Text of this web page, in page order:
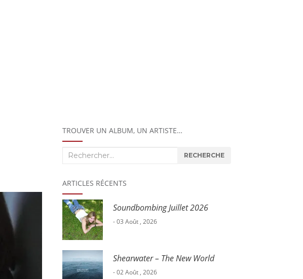
TROUVER UN ALBUM, UN ARTISTE…
Recherche
RECHERCHE
ARTICLES RÉCENTS
Soundbombing Juillet 2026
- 03 Août , 2026
Shearwater – The New World
- 02 Août , 2026